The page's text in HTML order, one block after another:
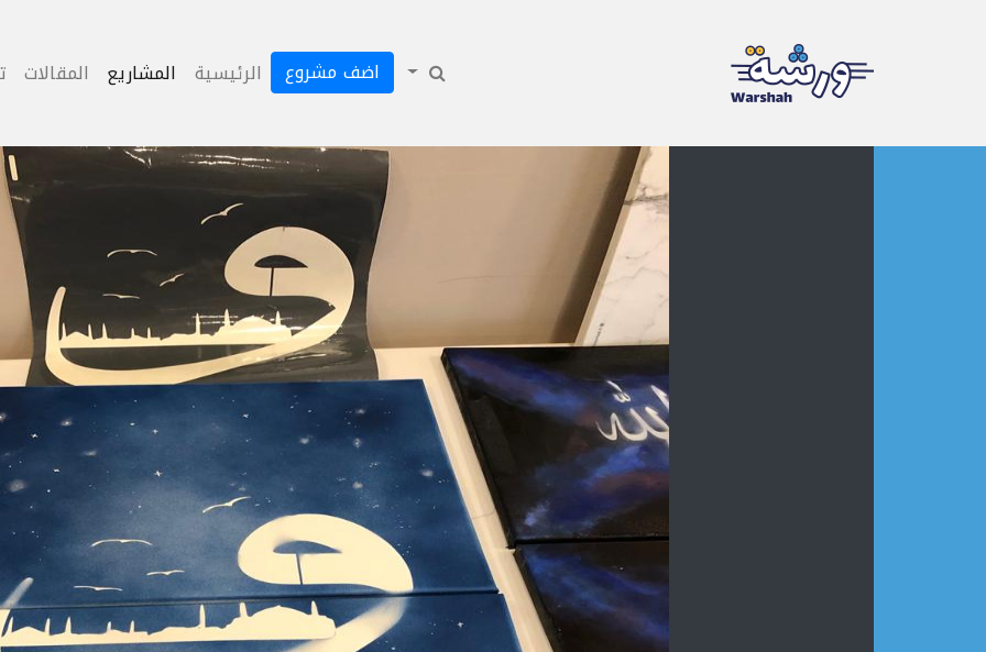
اضف مشروع الرئيسية المشاريع المقالات